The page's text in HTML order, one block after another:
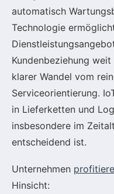
automatisch
Technologie
Kundenbeziehung
klarer Wandel vom
Serviceorientierung.
in Lieferketten und
insbesondere im
entscheidend ist.
Unternehmen
Hinsicht: